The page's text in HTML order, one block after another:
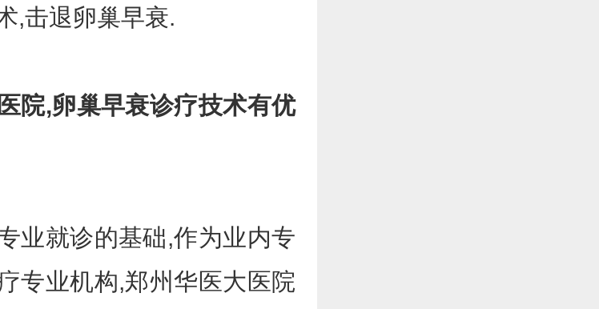
,击退卵巢早衰.
院,卵巢早衰诊疗技术有优
就诊的基础,作为业内专
专业机构,郑州华医大医院